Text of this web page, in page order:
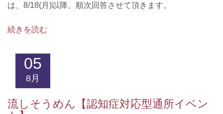
は、8/18(月)以降、順次回答させて頂きます。
続きを読む
05
8月
流しそうめん【認知症対応型通所イベン